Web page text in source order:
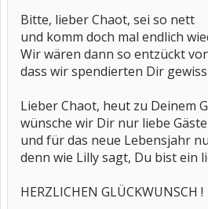
Bitte, lieber Chaot, sei so nett
und komm doch mal endlich
Wir wären dann so entzückt
dass wir spendierten Dir
Lieber Chaot, heut zu Deinem
wünsche wir Dir nur liebe Gäste
und für das neue Lebensjahr
denn wie Lilly sagt, Du bist ein
HERZLICHEN GLÜCKWUNSCH !